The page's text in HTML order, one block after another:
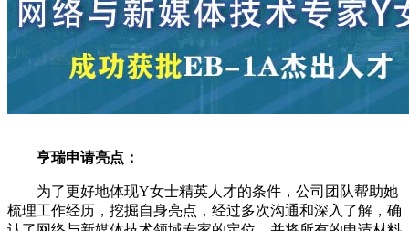
亨瑞申请亮点：
为了更好地体现Y女士精英人才的条件，公司团队帮助她
梳理工作经历，挖掘自身亮点，经过多次沟通和深入了解，确